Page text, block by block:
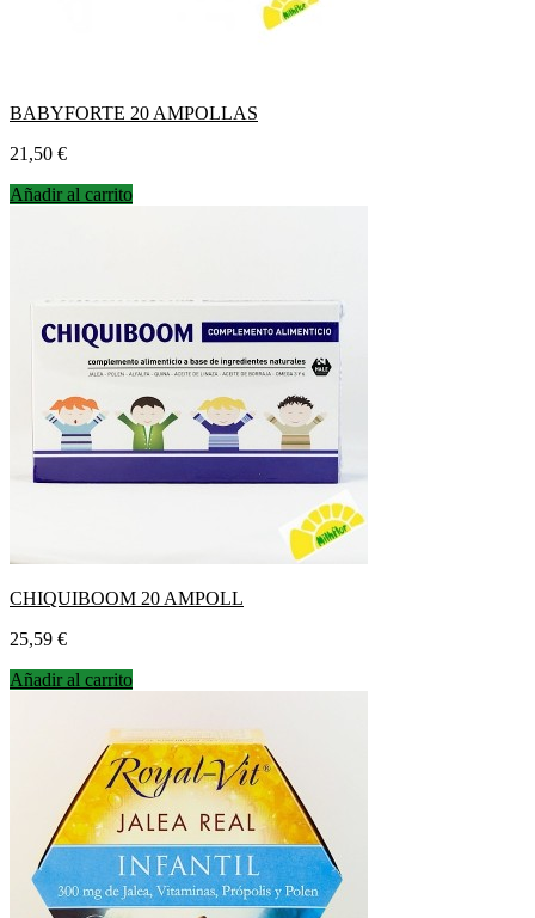
BABYFORTE 20 AMPOLLAS
Precio
21,50 €
Añadir al carrito
CHIQUIBOOM 20 AMPOLL
Precio
25,59 €
Añadir al carrito